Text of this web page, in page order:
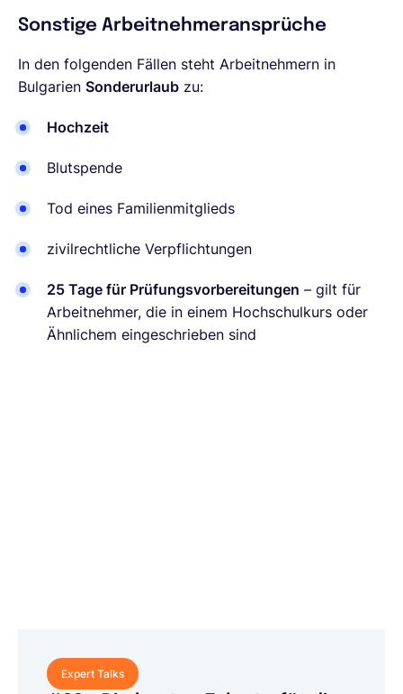
Sonstige Arbeitnehmeransprüche
In den folgenden Fällen steht Arbeitnehmern in
Bulgarien Sonderurlaub zu:
Hochzeit
Blutspende
Tod eines Familienmitglieds
zivilrechtliche Verpflichtungen
25 Tage für Prüfungsvorbereitungen – gilt für
Arbeitnehmer, die in einem Hochschulkurs oder
Ähnlichem eingeschrieben sind
Expert Talks